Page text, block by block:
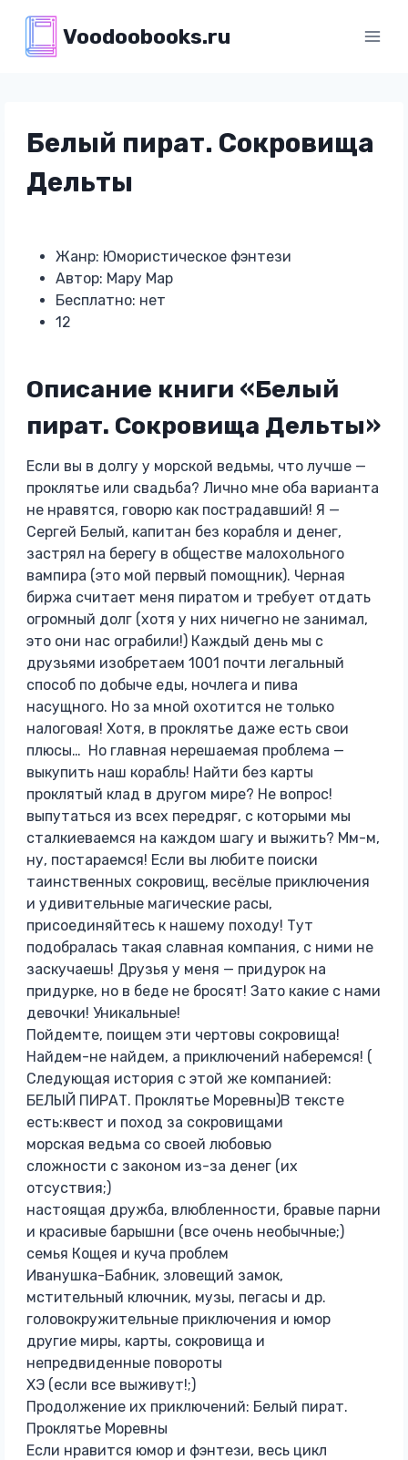
содержимому
Voodoobooks.ru
Белый пират. Сокровища
Дельты
Жанр: Юмористическое фэнтези
Автор: Мару Мар
Бесплатно: нет
12
Описание книги «Белый
пират. Сокровища Дельты»
Если вы в долгу у морской ведьмы, что лучше —
проклятье или свадьба? Лично мне оба варианта
не нравятся, говорю как пострадавший! Я —
Сергей Белый, капитан без корабля и денег,
застрял на берегу в обществе малохольного
вампира (это мой первый помощник). Черная
биржа считает меня пиратом и требует отдать
огромный долг (хотя у них ничегно не занимал,
это они нас ограбили!) Каждый день мы с
друзьями изобретаем 1001 почти легальный
способ по добыче еды, ночлега и пива
насущного. Но за мной охотится не только
налоговая! Хотя, в проклятье даже есть свои
плюсы… Но главная нерешаемая проблема —
выкупить наш корабль! Найти без карты
проклятый клад в другом мире? Не вопрос!
выпутаться из всех передряг, с которыми мы
сталкиеваемся на каждом шагу и выжить? Мм-м,
ну, постараемся! Если вы любите поиски
таинственных сокровищ, весёлые приключения
и удивительные магические расы,
присоединяйтесь к нашему походу! Тут
подобралась такая славная компания, с ними не
заскучаешь! Друзья у меня — придурок на
придурке, но в беде не бросят! Зато какие с нами
девочки! Уникальные!
Пойдемте, поищем эти чертовы сокровища!
Найдем-не найдем, а приключений наберемся! (
Следующая история с этой же компанией:
БЕЛЫЙ ПИРАТ. Проклятье Моревны)В тексте
есть:квест и поход за сокровищами
морская ведьма со своей любовью
сложности с законом из-за денег (их
отсуствия;)
настоящая дружба, влюбленности, бравые парни
и красивые барышни (все очень необычные;)
семья Кощея и куча проблем
Иванушка-Бабник, зловещий замок,
мстительный ключник, музы, пегасы и др.
головокружительные приключения и юмор
другие миры, карты, сокровища и
непредвиденные повороты
ХЭ (если все выживут!;)
Продолжение их приключений: Белый пират.
Проклятье Моревны
Если нравится юмор и фэнтези, весь цикл